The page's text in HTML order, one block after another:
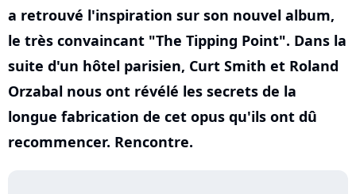
a retrouvé l'inspiration sur son nouvel album,
le très convaincant "The Tipping Point". Dans la
suite d'un hôtel parisien, Curt Smith et Roland
Orzabal nous ont révélé les secrets de la
longue fabrication de cet opus qu'ils ont dû
recommencer. Rencontre.